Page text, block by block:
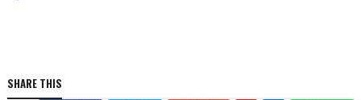
SHARE THIS